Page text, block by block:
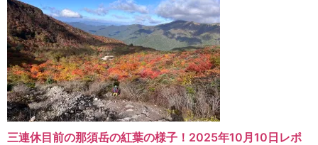
三連休目前の那須岳の紅葉の様子！2025年10月10日レポ